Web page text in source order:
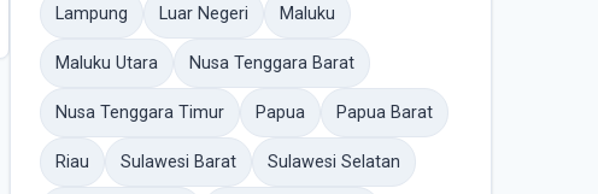
Lampung Luar Negeri Maluku
Maluku Utara Nusa Tenggara Barat
Nusa Tenggara Timur Papua Papua Barat
Riau Sulawesi Barat Sulawesi Selatan